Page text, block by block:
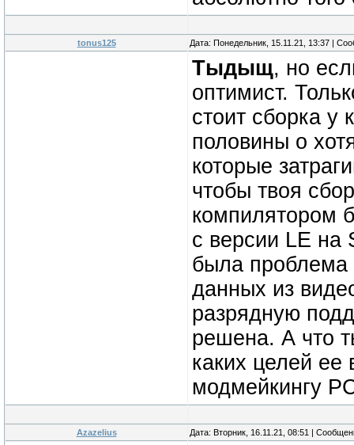
tonus125 Дата: Понедельник, 15.11.21, 13:37 |
Тыдыщ, но
оптимист.
стоит сборка у
половины о
которые
чтобы твоя
компилятором
с версии LE на
была проблема
данных из
разрядную
решена. А что
каких целей
модмейкингу
Azazelius Дата: Вторник, 16.11.21, 08:51 |